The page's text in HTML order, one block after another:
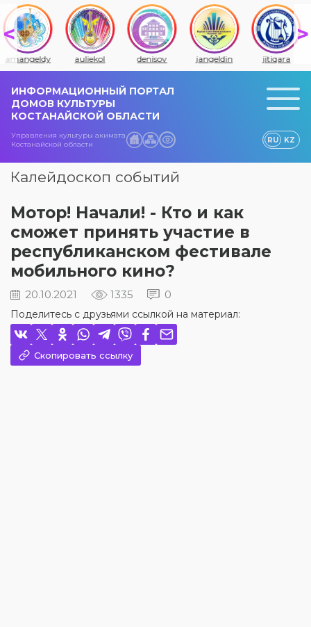
amangeldy auliekol denisov jangeldin jitiqara
ИНФОРМАЦИОННЫЙ ПОРТАЛ
ДОМОВ КУЛЬТУРЫ
КОСТАНАЙСКОЙ ОБЛАСТИ
Управления культуры акимата
Костанайской области
RU KZ
Калейдоскоп событий
Мотор! Начали! - Кто и как
сможет принять участие в
республиканском фестивале
мобильного кино?
20.10.2021 1335 0
Поделитесь с друзьями ссылкой на материал:
Скопировать ссылку